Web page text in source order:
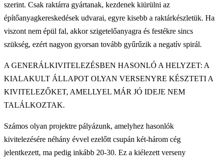
szerint. Csak raktárra gyártanak, kezdenek kiürülni az
építőanyagkereskedések udvarai, egyre kisebb a raktárkészletük. Ha
viszont nem épül fal, akkor szigetelőanyagra és festékre sincs
szükség, ezért nagyon gyorsan tovább gyűrűzik a negatív spirál.
A GENERÁLKIVITELEZÉSBEN HASONLÓ A HELYZET: A
KIALAKULT ÁLLAPOT OLYAN VERSENYRE KÉSZTETI A
KIVITELEZŐKET, AMELLYEL MÁR JÓ IDEJE NEM
TALÁLKOZTAK.
Számos olyan projektre pályázunk, amelyhez hasonlók
kivitelezésére néhány évvel ezelőtt csupán két-három cég
jelentkezett, ma pedig inkább 20-30. Ez a kiélezett verseny